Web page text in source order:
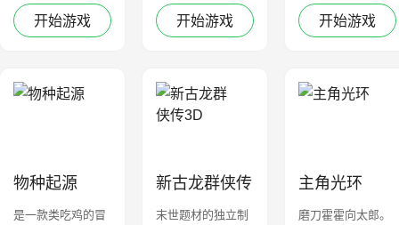
氛
开始游戏
戏
开始游戏 开始游戏
物种起源
是一款类吃鸡的冒
新古龙群侠传
3D
末世题材的独立制
主角光环
磨刀霍霍向太郎。